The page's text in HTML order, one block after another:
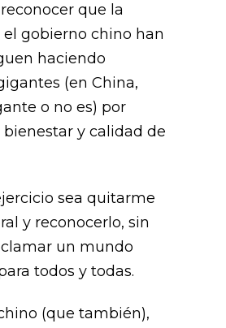
que la
el gobierno chino han
haciendo
(en China,
o no es) por
bienestar y calidad de
sea quitarme
y reconocerlo, sin
un mundo
todos y todas.
(que también),